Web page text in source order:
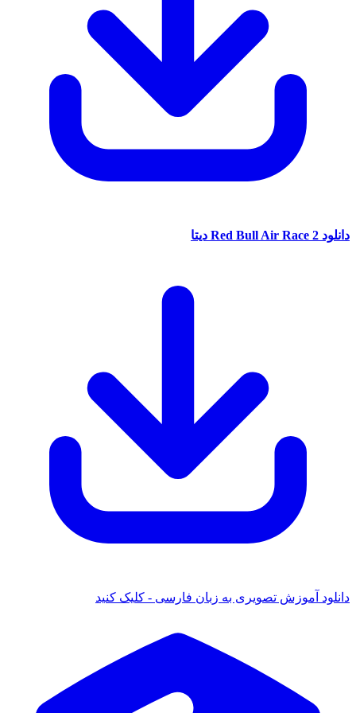
Red Bull Air Race 2 دیتا
آموزش تصویری به زبان فارسی - کلیک کنید